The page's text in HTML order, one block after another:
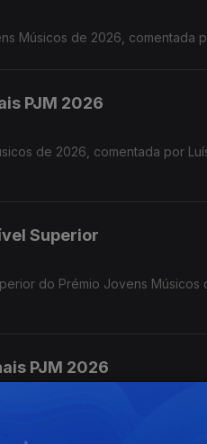
Músicos de 2026, comentada
PJM 2026
de 2026, comentada por
Superior
do Prémio Jovens
PJM 2026
Músicos de 2026, com os